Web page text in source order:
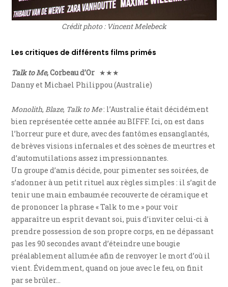
Crédit photo : Vincent Melebeck
Les critiques de différents films primés
Talk to Me, Corbeau d’Or ★★★
Danny et Michael Philippou (Australie)
Monolith,Blaze, Talk to Me: l’Australie était décidément
bien représentée cette année au BIFFF. Ici, on est dans
l’horreur pure et dure, avec des fantômes ensanglantés,
de brèves visions infernales et des scènes de meurtres et
d’automutilations assez impressionnantes.
Un groupe d’amis décide, pour pimenter ses soirées, de
s’adonner à un petit rituel aux règles simples : il s’agit de
tenir une main embaumée recouverte de céramique et
de prononcer la phrase « Talk to me » pour voir
apparaître un esprit devant soi, puis d’inviter celui-ci à
prendre possession de son propre corps, en ne dépassant
pas les 90 secondes avant d’éteindre une bougie
préalablement allumée afin de renvoyer le mort d’où il
vient. Évidemment, quand on joue avec le feu, on finit
par se brûler…